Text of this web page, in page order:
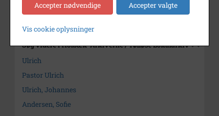
Kontakt arkivet
Søg videre i Holbæk-Arkiverne / Tølløse Lokalarkiv
Ulrich
Pastor Ulrich
Ulrich, Johannes
Andersen, Sofie
Accepter nødvendige Accepter valgte
Vis cookie oplysninger